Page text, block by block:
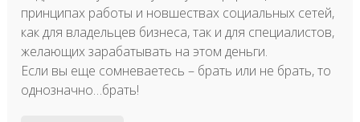
принципах работы и новшествах социальных сетей,
как для владельцев бизнеса, так и для специалистов,
желающих зарабатывать на этом деньги.
Если вы еще сомневаетесь – брать или не брать, то
однозначно…брать!